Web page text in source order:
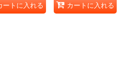
ートに入れる カートに入れる